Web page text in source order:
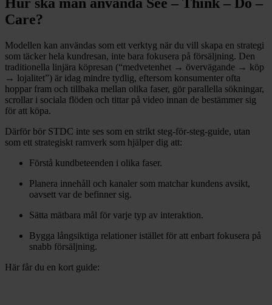
Care?
Modellen kan användas som ett verktyg när du vill skapa en strategi
som täcker hela kundresan, inte bara fokusera på försäljning. Den
traditionella linjära köpresan (“medvetenhet → övervägande → köp
→ lojalitet”) är idag mindre tydlig, eftersom konsumenter ofta
hoppar fram och tillbaka mellan olika faser, gör parallella sökningar,
scrollar i sociala flöden och tittar på video innan de bestämmer sig
för att köpa.
Därför bör STDC inte ses som en strikt steg-för-steg-guide, utan
som ett strategiskt ramverk som hjälper dig att:
Förstå kundbeteenden i olika faser.
Planera innehåll och kanaler som matchar kundens avsikt,
oavsett var de befinner sig.
Sätta mätbara mål för varje typ av interaktion.
Bygga långsiktiga relationer istället för att enbart fokusera på
snabb försäljning.
Här får du en kort guide: